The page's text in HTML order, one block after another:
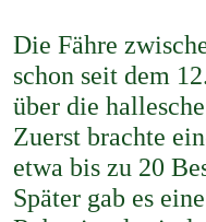
Die Fähre
schon seit dem
über die
Zuerst brachte
etwa bis zu 20
Später gab es